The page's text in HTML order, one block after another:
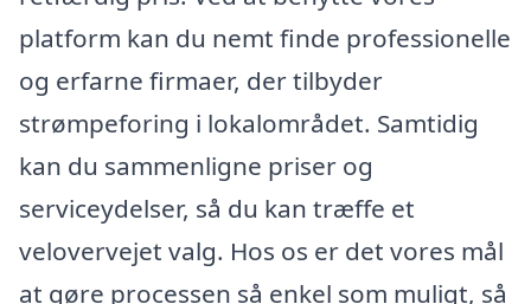
platform kan du nemt finde professionelle
og erfarne firmaer, der tilbyder
strømpeforing i lokalområdet. Samtidig
kan du sammenligne priser og
serviceydelser, så du kan træffe et
velovervejet valg. Hos os er det vores mål
at gøre processen så enkel som muligt, så